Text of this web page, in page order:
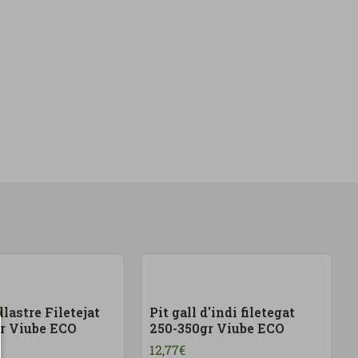
Filetejat
Viube ECO
Pit gall d'indi filetegat
250-350gr Viube ECO
12,77€